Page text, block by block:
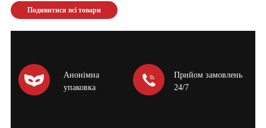
Подивитися всі товари
Анонімна
упаковка
Прийом замовлень
24/7